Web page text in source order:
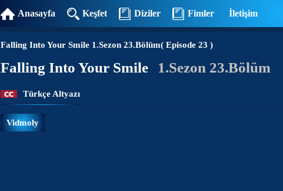
Anasayfa Keşfet Diziler Fimler İletişim
Falling Into Your Smile 1.Sezon 23.Bölüm( Episode 23 )
Falling Into Your Smile 1.Sezon 23.Bölüm
Türkçe Altyazı
Vidmoly